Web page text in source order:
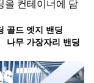
을 컨테이너에 담
골드 엣지 밴딩
나무 가장자리 밴딩